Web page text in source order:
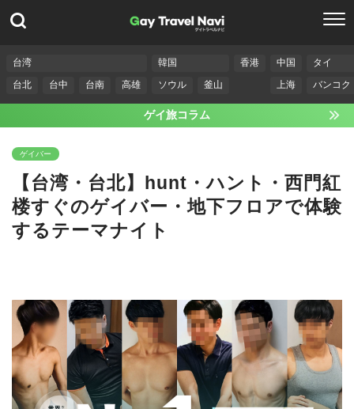
台湾
台北
台中 台南 高雄
韓国
ソウル
釜山
香港
中国
上海
タイ
バンコク
ゲイ旅コラム
ゲイバー
【台湾・台北】hunt・ハント・西門紅
楼すぐのゲイバー・地下フロアで体験
するテーマナイト